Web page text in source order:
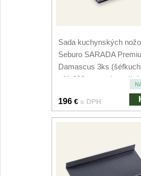
Ostrenie nožov
Brusné kameny
Nože SEBURO
Sada kuchynských
Seburo SARADA
Damascus 3ks
nôž 200mm, univerzální
196 € s DPH